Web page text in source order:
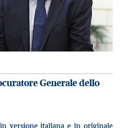
Generale dello
versione italiana e in originale